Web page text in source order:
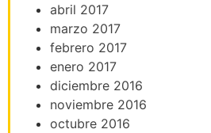
abril 2017
marzo 2017
febrero 2017
enero 2017
diciembre 2016
noviembre 2016
octubre 2016